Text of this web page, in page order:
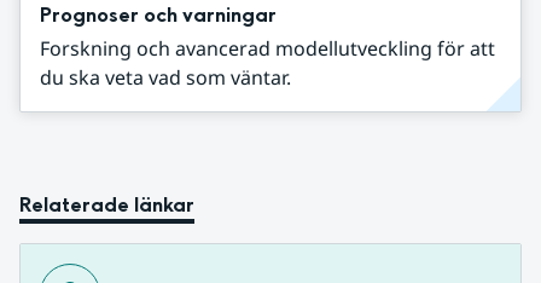
Prognoser och varningar
Forskning och avancerad modellutveckling för att
du ska veta vad som väntar.
Relaterade länkar